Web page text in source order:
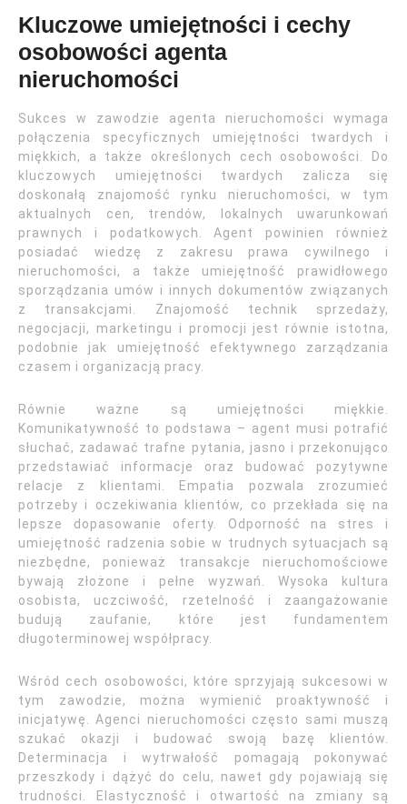
Kluczowe umiejętności i cechy
osobowości agenta
nieruchomości
Sukces w zawodzie agenta nieruchomości wymaga
połączenia specyficznych umiejętności twardych i
miękkich, a także określonych cech osobowości. Do
kluczowych umiejętności twardych zalicza się
doskonałą znajomość rynku nieruchomości, w tym
aktualnych cen, trendów, lokalnych uwarunkowań
prawnych i podatkowych. Agent powinien również
posiadać wiedzę z zakresu prawa cywilnego i
nieruchomości, a także umiejętność prawidłowego
sporządzania umów i innych dokumentów związanych
z transakcjami. Znajomość technik sprzedaży,
negocjacji, marketingu i promocji jest równie istotna,
podobnie jak umiejętność efektywnego zarządzania
czasem i organizacją pracy.
Równie ważne są umiejętności miękkie.
Komunikatywność to podstawa – agent musi potrafić
słuchać, zadawać trafne pytania, jasno i przekonująco
przedstawiać informacje oraz budować pozytywne
relacje z klientami. Empatia pozwala zrozumieć
potrzeby i oczekiwania klientów, co przekłada się na
lepsze dopasowanie oferty. Odporność na stres i
umiejętność radzenia sobie w trudnych sytuacjach są
niezbędne, ponieważ transakcje nieruchomościowe
bywają złożone i pełne wyzwań. Wysoka kultura
osobista, uczciwość, rzetelność i zaangażowanie
budują zaufanie, które jest fundamentem
długoterminowej współpracy.
Wśród cech osobowości, które sprzyjają sukcesowi w
tym zawodzie, można wymienić proaktywność i
inicjatywę. Agenci nieruchomości często sami muszą
szukać okazji i budować swoją bazę klientów.
Determinacja i wytrwałość pomagają pokonywać
przeszkody i dążyć do celu, nawet gdy pojawiają się
trudności. Elastyczność i otwartość na zmiany są